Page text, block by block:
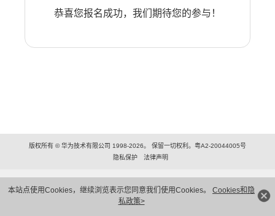
本站点使用Cookies，继续浏览表示您同意我们使用Cookies。 Cookies和隐
私政策>
恭喜您报名成功，我们期待您的参与！
版权所有 © 华为技术有限公司 1998-2026。 保留一切权利。粤A2-20044005号
隐私保护
法律声明